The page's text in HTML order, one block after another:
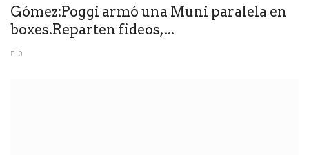
Gómez:Poggi armó una Muni paralela en
boxes.Reparten fideos,...
0